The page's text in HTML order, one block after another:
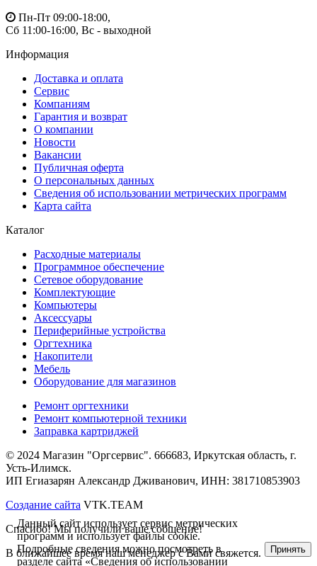
Пн-Пт 09:00-18:00,
Сб 11:00-16:00, Вс - выходной
Информация
Доставка и оплата
Сервис
Компаниям
Гарантия и возврат
О компании
Новости
Вакансии
Публичная оферта
О персональных данных
Сведения об использовании метрических программ
Карта сайта
Каталог
Расходные материалы
Программное обеспечение
Сетевое оборудование
Комплектующие
Компьютеры
Аксессуары
Периферийные устройства
Оргтехника
Накопители
Мебель
Оборудование для магазинов
Ремонт оргтехники
Ремонт компьютерной техники
Заправка картриджей
© 2024 Магазин "Оргсервис". 666683, Иркутская область, г.
Усть-Илимск.
ИП Егиазарян Александр Дживанович, ИНН: 381710853903
Создание сайта VTK.TEAM
Спасибо! Мы получили ваше собщение!
В ближайшее время наш менеджер с Вами свяжется.
Данный сайт использует сервис метрических
программ и использует файлы cookie.
Подробные сведения можно посмотреть в
разделе сайта «Сведения об использовании
Принять